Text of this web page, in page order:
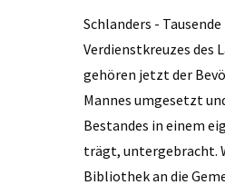
Schlanders -
Verdienstkreuzes des
gehören jetzt der
Mannes umgesetzt
Bestandes in einem
trägt, untergebracht.
Bibliothek an die